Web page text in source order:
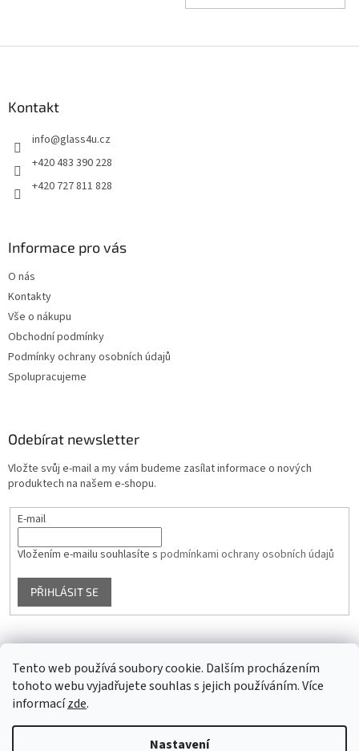
Tento web používá soubory cookie. Dalším procházením
tohoto webu vyjadřujete souhlas s jejich používáním. Více
informacízde.
Nastavení
Kontakt
info@glass4u.cz
+420 483 390 228
+420 727 811 828
Informace pro vás
O nás
Kontakty
Vše o nákupu
Obchodní podmínky
Podmínky ochrany osobních údajů
Spolupracujeme
Odebírat newsletter
Vložte svůj e-mail a my vám budeme zasílat informace o nových
produktech na našem e-shopu.
E-mail
Vložením e-mailu souhlasíte s podmínkami ochrany osobních údajů
PŘIHLÁSIT SE
Facebook